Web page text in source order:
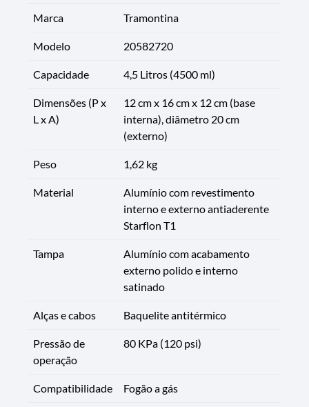
Marca Tramontina
Modelo 20582720
Capacidade 4,5 Litros (4500 ml)
Dimensões (P x
L x A)
12 cm x 16 cm x 12 cm (base
interna), diâmetro 20 cm
(externo)
Peso 1,62 kg
Material
Alumínio com revestimento
interno e externo antiaderente
Starflon T1
Tampa
Alumínio com acabamento
externo polido e interno
satinado
Alças e cabos Baquelite antitérmico
Pressão de
operação
80 KPa (120 psi)
Compatibilidade Fogão a gás